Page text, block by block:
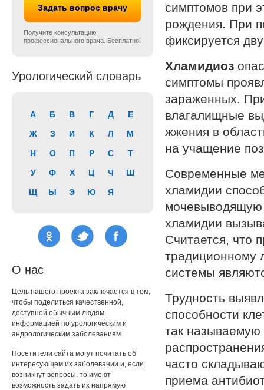
Задать вопрос врачу
Получите консультацию
профессионального врача. Бесплатно!
Урологический словарь
А Б В Г Д Е
Ж З И К Л М
Н О П Р С Т
У Ф Х Ц Ч Ш
Щ Ы Э Ю Я
О нас
Цель нашего проекта заключается в том,
чтобы поделиться качественной,
доступной обычным людям,
информацией по урологическим и
андрологическим заболеваниям.
Посетители сайта могут почитать об
интересующем их заболевании и, если
возникнут вопросы, то имеют
возможность задать их напрямую
симптомов при
рождения. При
фиксируется
Хламидиоз
симптомы
зараженных.
влагалищные
жжения в
на учащение
Современные
хламидии
мочевыводящую
хламидии
Считается, что
традиционному
системы
Трудность
способности
так
часто
приема